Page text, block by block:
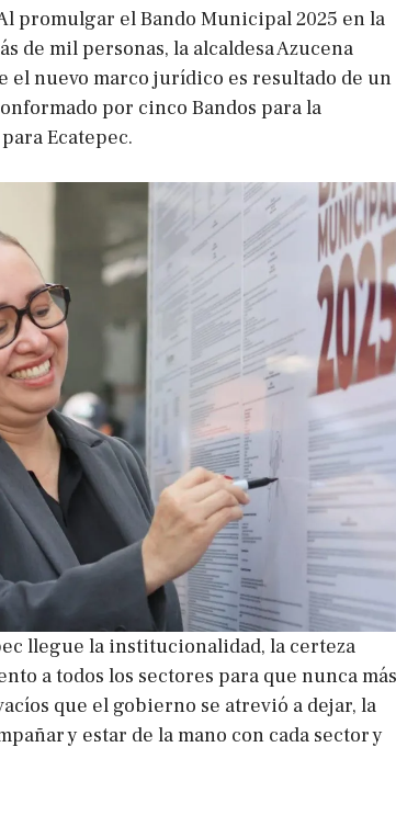
promulgar el Bando Municipal 2025 en la
de mil personas, la alcaldesa Azucena
el nuevo marco jurídico es resultado de un
por cinco Bandos para la
Ecatepec.
llegue la institucionalidad, la certeza
a todos los sectores para que nunca más
que el gobierno se atrevió a dejar, la
y estar de la mano con cada sector y